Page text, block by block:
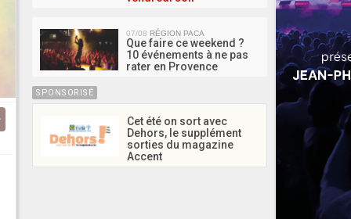
07/08 RÉGION PACA
Que faire ce weekend ?
10 événements à ne pas
rater en Provence
SPONSORISÉ
Cet été on sort avec
Dehors, le supplément
sorties du magazine
Accent